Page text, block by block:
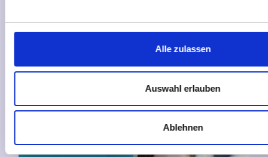
Alle zulassen
Auswahl erlauben
Ablehnen